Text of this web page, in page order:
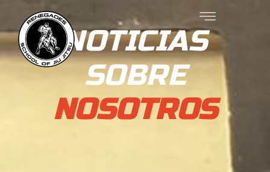
NOTICIAS
SOBRE
NOSOTROS